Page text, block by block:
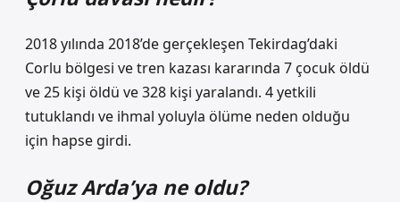
2018 yılında 2018’de gerçekleşen Tekirdag’daki
Corlu bölgesi ve tren kazası kararında 7 çocuk öldü
ve 25 kişi öldü ve 328 kişi yaralandı. 4 yetkili
tutuklandı ve ihmal yoluyla ölüme neden olduğu
için hapse girdi.
Oğuz Arda’ya ne oldu?